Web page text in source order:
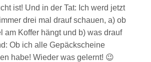
ist! Und in der Tat: Ich werd jetzt
drei mal drauf schauen, a) ob
am Koffer hängt und b) was drauf
Ob ich alle Gepäckscheine
habe! Wieder was gelernt! 😉